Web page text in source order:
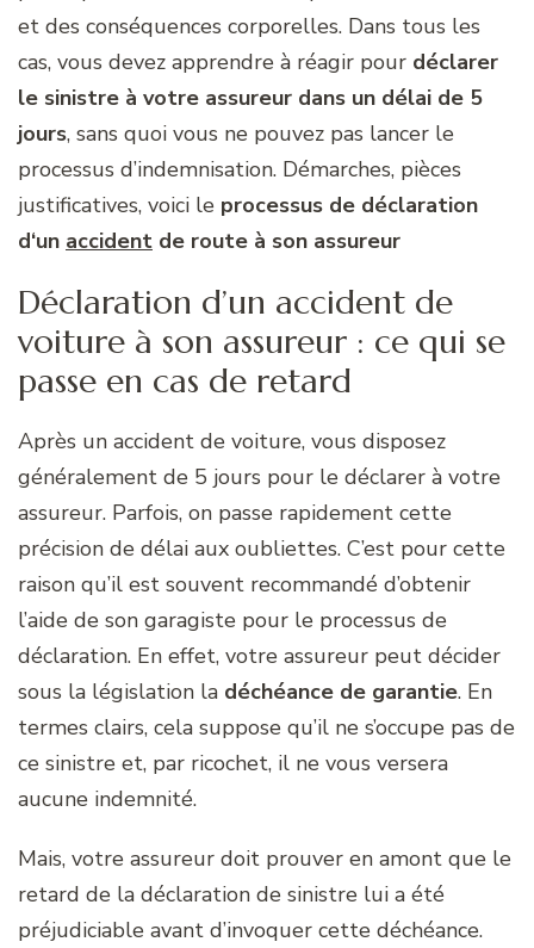
et des conséquences corporelles. Dans tous les
cas, vous devez apprendre à réagir pour déclarer
le sinistre à votre assureur dans un délai de 5
jours, sans quoi vous ne pouvez pas lancer le
processus d’indemnisation. Démarches, pièces
justificatives, voici le processus de déclaration
d‘un accident de route à son assureur
Déclaration d’un accident de
voiture à son assureur : ce qui se
passe en cas de retard
Après un accident de voiture, vous disposez
généralement de 5 jours pour le déclarer à votre
assureur. Parfois, on passe rapidement cette
précision de délai aux oubliettes. C’est pour cette
raison qu’il est souvent recommandé d’obtenir
l’aide de son garagiste pour le processus de
déclaration. En effet, votre assureur peut décider
sous la législation la déchéance de garantie. En
termes clairs, cela suppose qu’il ne s’occupe pas de
ce sinistre et, par ricochet, il ne vous versera
aucune indemnité.
Mais, votre assureur doit prouver en amont que le
retard de la déclaration de sinistre lui a été
préjudiciable avant d’invoquer cette déchéance.